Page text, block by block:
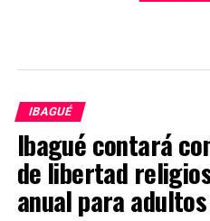
IBAGUÉ
Ibagué contará
de libertad
anual para